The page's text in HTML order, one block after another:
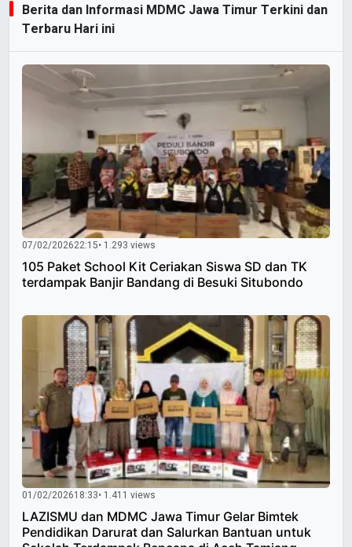
Berita dan Informasi MDMC Jawa Timur Terkini dan
Terbaru Hari ini
07/02/202622:15• 1.293 views
105 Paket School Kit Ceriakan Siswa SD dan TK
terdampak Banjir Bandang di Besuki Situbondo
01/02/202618:33• 1.411 views
LAZISMU dan MDMC Jawa Timur Gelar Bimtek
Pendidikan Darurat dan Salurkan Bantuan untuk